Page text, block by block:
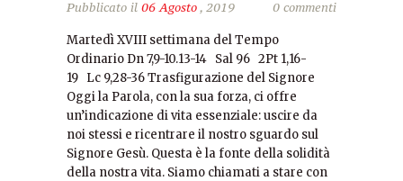
Pubblicato il 06 Agosto, 2019 0 commenti
Martedì XVIII settimana del Tempo
Ordinario Dn 7,9-10.13-14 Sal 96 2Pt 1,16-
19 Lc 9,28-36 Trasfigurazione del Signore
Oggi la Parola, con la sua forza, ci offre
un’indicazione di vita essenziale: uscire da
noi stessi e ricentrare il nostro sguardo sul
Signore Gesù. Questa è la fonte della solidità
della nostra vita. Siamo chiamati a stare con